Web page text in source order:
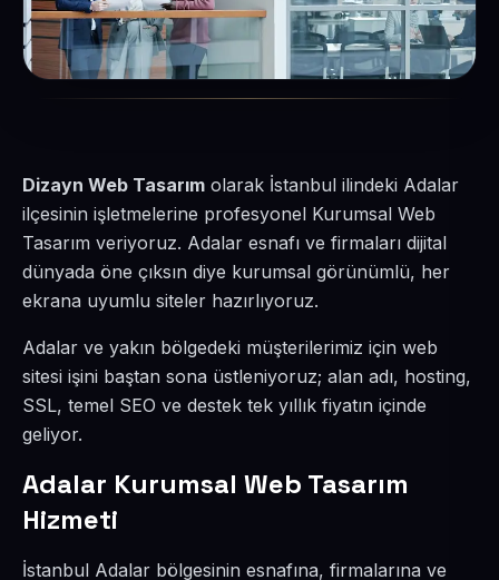
Dizayn Web Tasarım olarak İstanbul ilindeki Adalar
ilçesinin işletmelerine profesyonel Kurumsal Web
Tasarım veriyoruz. Adalar esnafı ve firmaları dijital
dünyada öne çıksın diye kurumsal görünümlü, her
ekrana uyumlu siteler hazırlıyoruz.
Adalar ve yakın bölgedeki müşterilerimiz için web
sitesi işini baştan sona üstleniyoruz; alan adı, hosting,
SSL, temel SEO ve destek tek yıllık fiyatın içinde
geliyor.
Adalar Kurumsal Web Tasarım
Hizmeti
İstanbul Adalar bölgesinin esnafına, firmalarına ve